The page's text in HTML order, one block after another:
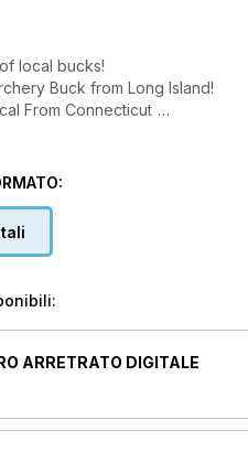
local bucks!
Buck from Long Island!
From Connecticut
ARRETRATO DIGITALE